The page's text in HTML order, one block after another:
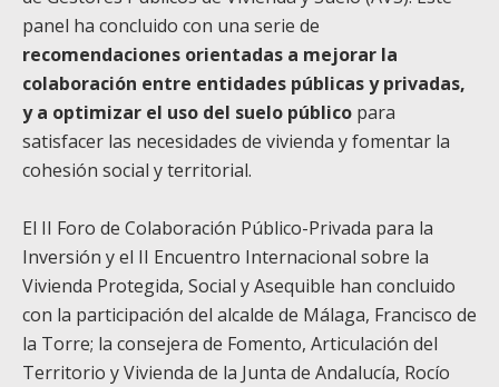
panel ha concluido con una serie de
recomendaciones orientadas a mejorar la
colaboración entre entidades públicas y privadas,
y a optimizar el uso del suelo público para
satisfacer las necesidades de vivienda y fomentar la
cohesión social y territorial.
El II Foro de Colaboración Público-Privada para la
Inversión y el II Encuentro Internacional sobre la
Vivienda Protegida, Social y Asequible han concluido
con la participación del alcalde de Málaga, Francisco de
la Torre; la consejera de Fomento, Articulación del
Territorio y Vivienda de la Junta de Andalucía, Rocío